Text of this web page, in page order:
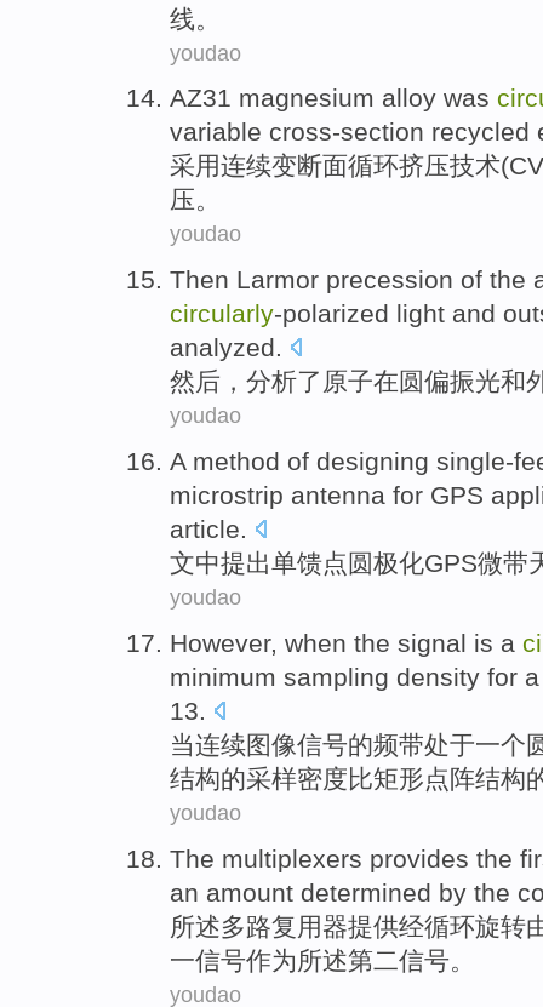
线 。
youdao
AZ31 magnesium alloy was
variable cross-section recycled
采用连续变断面循环挤压技术(
压。
youdao
Then Larmor precession of the
circularly-polarized light and
analyzed.
然后 ， 分析了 原子在圆偏振光和
youdao
A method of designing single-
microstrip antenna for GPS
article.
文中提出单馈点圆极化GPS微带
youdao
However, when the signal is a
minimum sampling density for
13.
当连续图像信号的频带处于一个
结构的采样密度比矩形点阵结构
youdao
The multiplexers provides the
an amount determined by the
所述多路复用器提供经循环旋转
一信号作为所述第二信号。
youdao